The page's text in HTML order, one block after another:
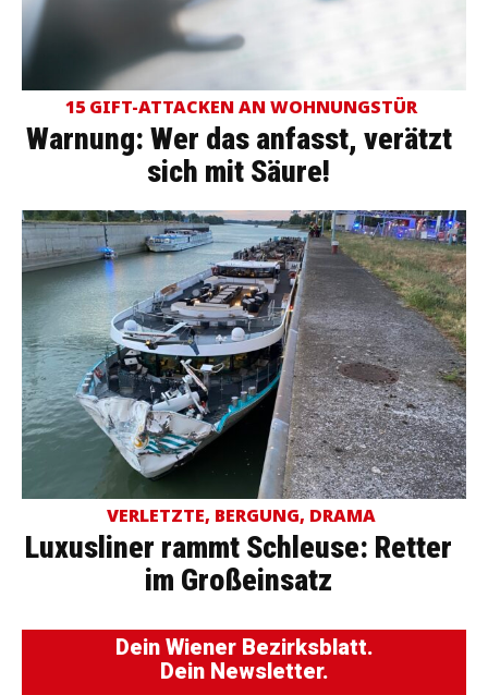
15 GIFT-ATTACKEN AN WOHNUNGSTÜR
Warnung: Wer das anfasst, verätzt
sich mit Säure!
VERLETZTE, BERGUNG, DRAMA
Luxusliner rammt Schleuse: Retter
im Großeinsatz
Dein Wiener Bezirksblatt.
Dein Newsletter.